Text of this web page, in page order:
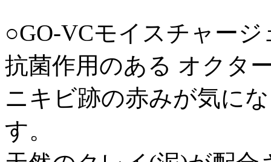
○GO-VCモイスチャー
抗菌作用のある オクタ
ニキビ跡の赤みが気に
す。